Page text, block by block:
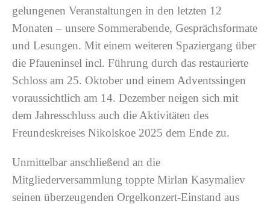
gelungenen Veranstaltungen in den letzten 12
Monaten – unsere Sommerabende, Gesprächsformate
und Lesungen. Mit einem weiteren Spaziergang über
die Pfaueninsel incl. Führung durch das restaurierte
Schloss am 25. Oktober und einem Adventssingen
voraussichtlich am 14. Dezember neigen sich mit
dem Jahresschluss auch die Aktivitäten des
Freundeskreises Nikolskoe 2025 dem Ende zu.
Unmittelbar anschließend an die
Mitgliederversammlung toppte Mirlan Kasymaliev
seinen überzeugenden Orgelkonzert-Einstand aus